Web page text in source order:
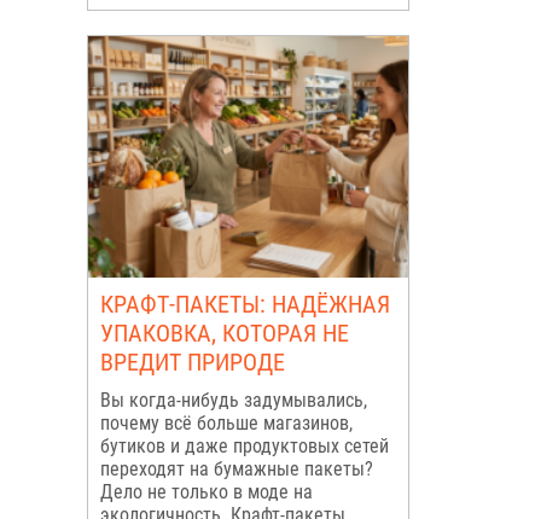
КРАФТ-ПАКЕТЫ: НАДЁЖНАЯ
УПАКОВКА, КОТОРАЯ НЕ
ВРЕДИТ ПРИРОДЕ
Вы когда-нибудь задумывались,
почему всё больше магазинов,
бутиков и даже продуктовых сетей
переходят на бумажные пакеты?
Дело не только в моде на